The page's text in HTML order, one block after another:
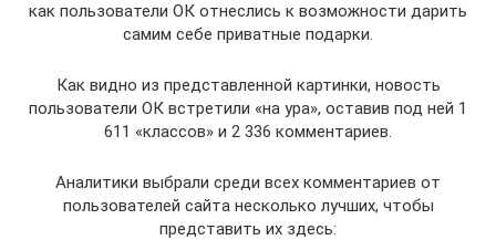
как пользователи ОК отнеслись к возможности дарить
самим себе приватные подарки.
Как видно из представленной картинки, новость
пользователи ОК встретили «на ура», оставив под ней 1
611 «классов» и 2 336 комментариев.
Аналитики выбрали среди всех комментариев от
пользователей сайта несколько лучших, чтобы
представить их здесь: